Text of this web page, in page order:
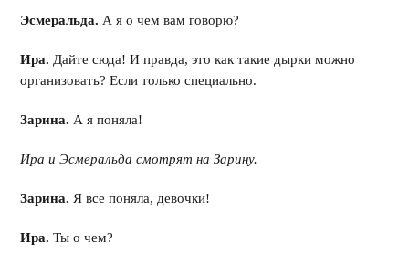
Эсмеральда. А я о чем вам говорю?
Ира. Дайте сюда! И правда, это как такие дырки можно
организовать? Если только специально.
Зарина. А я поняла!
Ира и Эсмеральда смотрят на Зарину.
Зарина. Я все поняла, девочки!
Ира. Ты о чем?